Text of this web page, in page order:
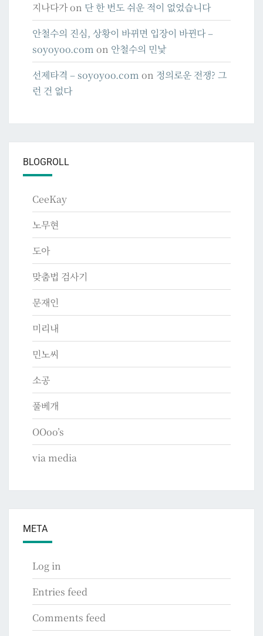
지나다가on 단 한 번도 쉬운 적이 없었습니다
안철수의 진심, 상황이 바뀌면 입장이 바뀐다 –
soyoyoo.com on 안철수의 민낯
선제타격 – soyoyoo.com on 정의로운 전쟁? 그
런 건 없다
BLOGROLL
CeeKay
노무현
도아
맞춤법 검사기
문재인
미리내
민노씨
소공
풀베개
OOoo’s
via media
META
Log in
Entries feed
Comments feed